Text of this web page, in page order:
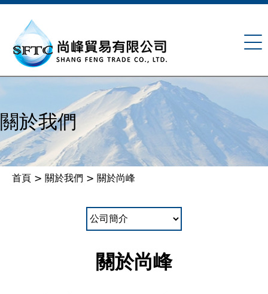
Jump to navigation
關於我們
您
首頁 > 關於我們 > 關於尚峰
關於尚峰